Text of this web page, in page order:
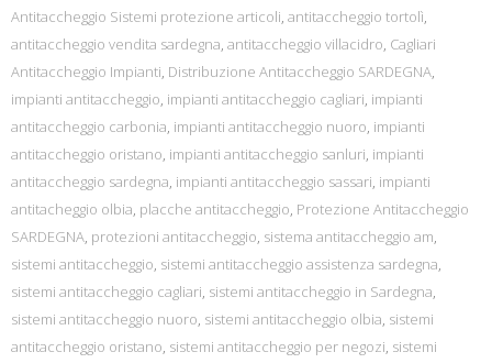
Antitaccheggio Sistemi protezione articoli, antitaccheggio tortolì,
antitaccheggio vendita sardegna, antitaccheggio villacidro, Cagliari
Antitaccheggio Impianti, Distribuzione Antitaccheggio SARDEGNA,
impianti antitaccheggio, impianti antitaccheggio cagliari, impianti
antitaccheggio carbonia, impianti antitaccheggio nuoro, impianti
antitaccheggio oristano, impianti antitaccheggio sanluri, impianti
antitaccheggio sardegna, impianti antitaccheggio sassari, impianti
antitacheggio olbia, placche antitaccheggio, Protezione Antitaccheggio
SARDEGNA, protezioni antitaccheggio, sistema antitaccheggio am,
sistemi antitaccheggio, sistemi antitaccheggio assistenza sardegna,
sistemi antitaccheggio cagliari, sistemi antitaccheggio in Sardegna,
sistemi antitaccheggio nuoro, sistemi antitaccheggio olbia, sistemi
antitaccheggio oristano, sistemi antitaccheggio per negozi, sistemi